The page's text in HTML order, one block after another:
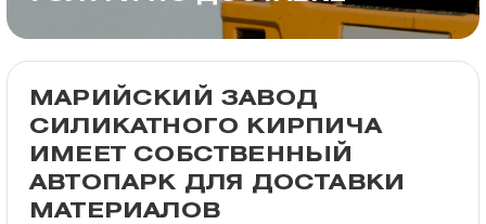
МАРИЙСКИЙ ЗАВОД
СИЛИКАТНОГО КИРПИЧА
ИМЕЕТ СОБСТВЕННЫЙ
АВТОПАРК ДЛЯ ДОСТАВКИ
МАТЕРИАЛОВ